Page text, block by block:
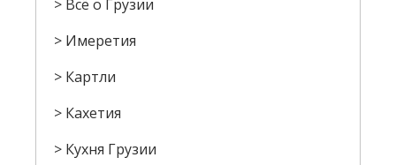
Всё о Грузии
Имеретия
Картли
Кахетия
Кухня Грузии